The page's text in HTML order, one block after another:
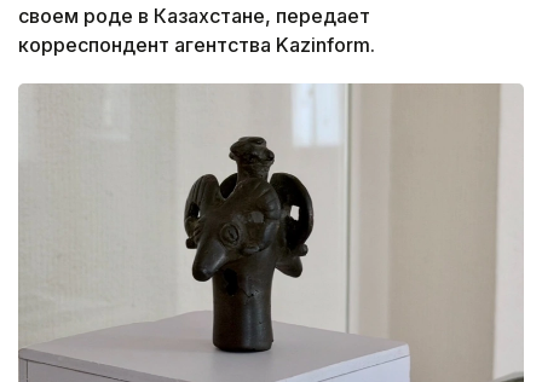
своем роде в Казахстане, передает
корреспондент агентства Kazinform.